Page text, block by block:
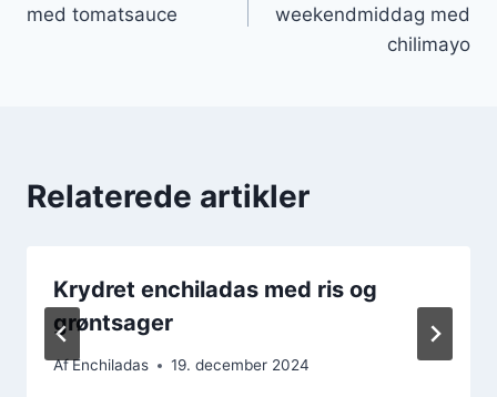
med tomatsauce
weekendmiddag med
chilimayo
Relaterede artikler
Krydret enchiladas med ris og
grøntsager
AfEnchiladas 19. december 2024